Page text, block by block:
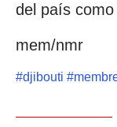
del país
mem/nmr
#djibouti #